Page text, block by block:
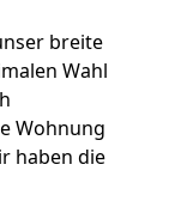
breite
Wahl
Wohnung
haben die